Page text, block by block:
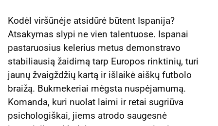
Kodėl viršūnėje atsidūrė būtent Ispanija?
Atsakymas slypi ne vien talentuose. Ispanai
pastaruosius kelerius metus demonstravo
stabiliausią žaidimą tarp Europos rinktinių, turi
jaunų žvaigždžių kartą ir išlaikė aiškų futbolo
braižą. Bukmekeriai mėgsta nuspėjamumą.
Komanda, kuri nuolat laimi ir retai sugriūva
psichologiškai, jiems atrodo saugesnė